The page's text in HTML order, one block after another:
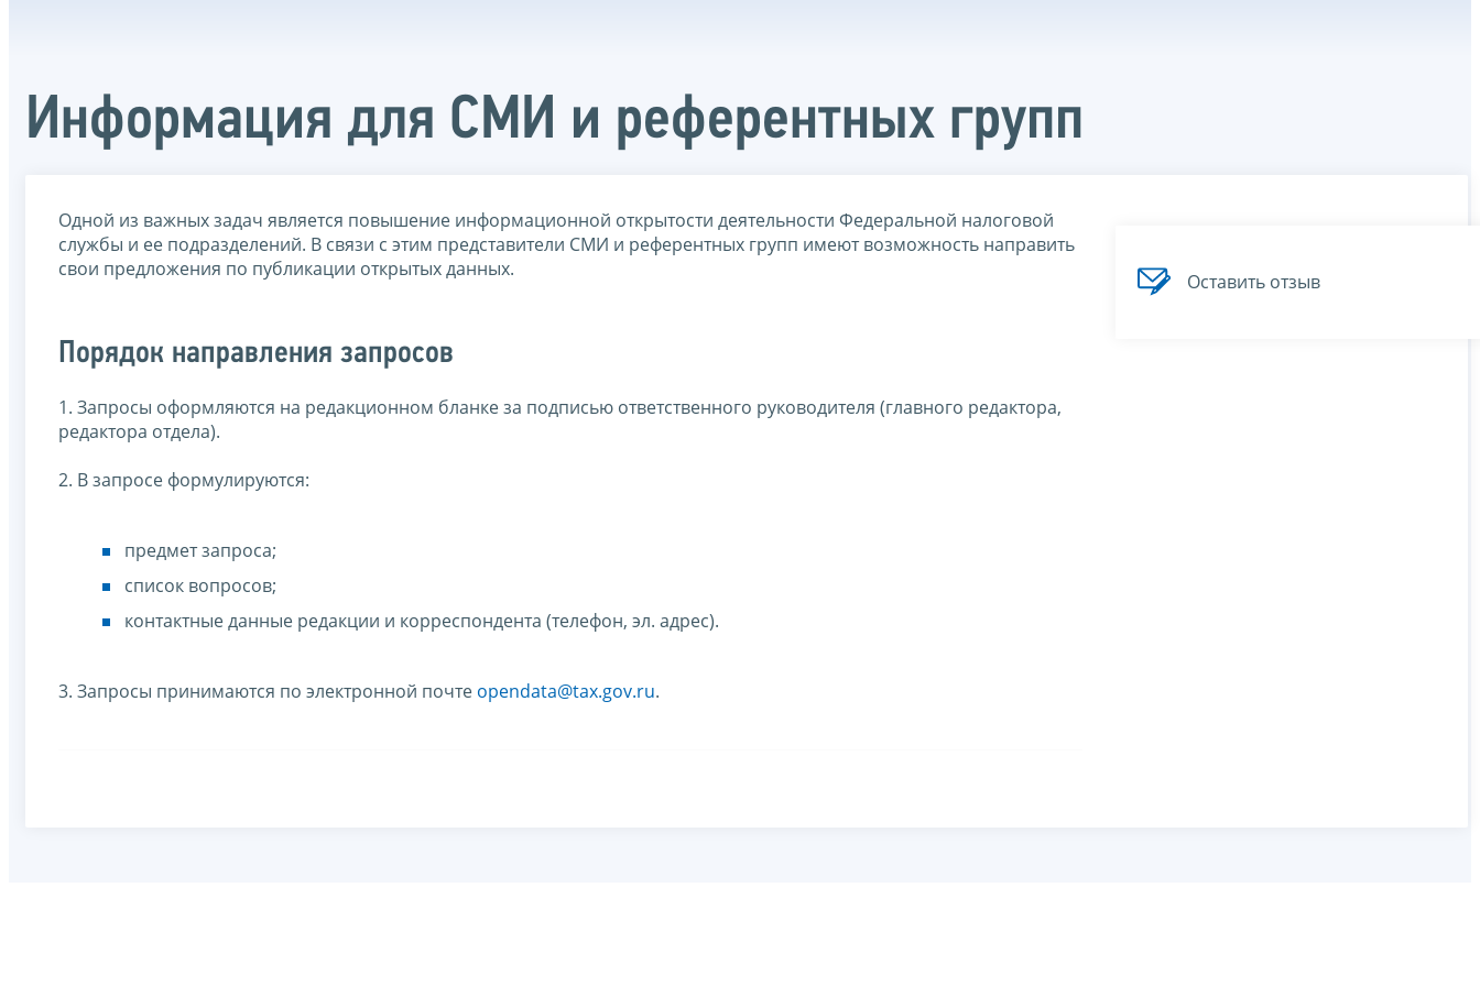
Информация для СМИ и референтных групп
Одной из важных задач является повышение информационной открытости деятельности Федеральной налоговой
службы и ее подразделений. В связи с этим представители СМИ и референтных групп имеют возможность направить
свои предложения по публикации открытых данных.
Порядок направления запросов
1. Запросы оформляются на редакционном бланке за подписью ответственного руководителя (главного редактора,
редактора отдела).
2. В запросе формулируются:
предмет запроса;
список вопросов;
контактные данные редакции и корреспондента (телефон, эл. адрес).
3. Запросы принимаются по электронной почте opendata@tax.gov.ru.
Оставить отзыв